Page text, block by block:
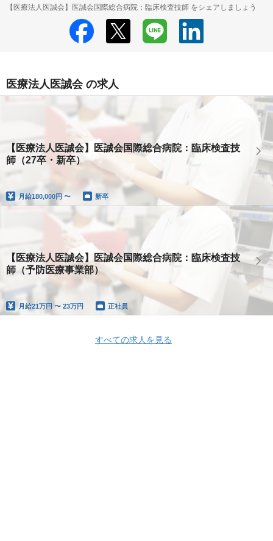
【医療法人医誠会】医誠会国際総合病院：臨床検査技師 をシェアしましょう
医療法人医誠会 の求人
【医療法人医誠会】医誠会国際総合病院：臨床検査技
師（27卒・新卒）
月給180,000円 〜 新卒
【医療法人医誠会】医誠会国際総合病院：臨床検査技
師（予防医療事業部）
月給21万円 〜 23万円 正社員
すべての求人を見る